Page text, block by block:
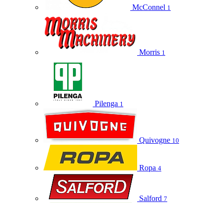
McConnel 1
Morris 1
Pilenga 1
Quivogne 10
Ropa 4
Salford 7